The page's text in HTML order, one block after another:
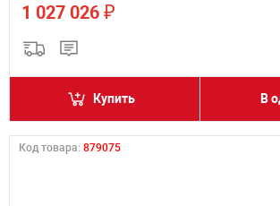
1 027 026 ₽
Купить В
Код товара: 879075